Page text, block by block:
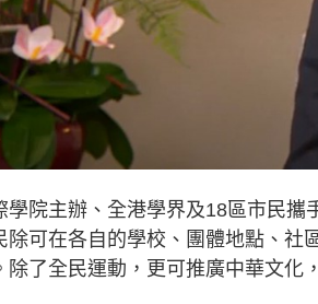
學院主辦、全港學界及18區市民攜
除可在各自的學校、團體地點、社
除了全民運動，更可推廣中華文化